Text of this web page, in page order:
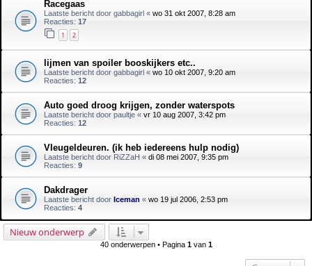
Racegaas
Laatste bericht door gabbagirl « wo 31 okt 2007, 8:28 am
Reacties: 17
1 2
lijmen van spoiler booskijkers etc..
Laatste bericht door gabbagirl « wo 10 okt 2007, 9:20 am
Reacties: 12
Auto goed droog krijgen, zonder waterspots
Laatste bericht door paultje « vr 10 aug 2007, 3:42 pm
Reacties: 12
Vleugeldeuren. (ik heb iedereens hulp nodig)
Laatste bericht door RiZZaH « di 08 mei 2007, 9:35 pm
Reacties: 9
Dakdrager
Laatste bericht door Iceman « wo 19 jul 2006, 2:53 pm
Reacties: 4
Nieuw onderwerp
40 onderwerpen • Pagina 1van 1